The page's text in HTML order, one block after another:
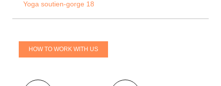
HOW TO WORK WITH US